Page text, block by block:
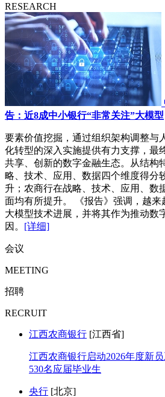
RESEARCH
告：近8成中小银行“非常关注”大模型
要素价值挖掘，通过组织架构调整与
化转型的深入实施提供有力支撑，最
共享、创新的数字金融生态。从结构
略、技术、应用、数据四个维度得分
升；农商行在战略、技术、应用、数
面均有所提升。 《报告》强调，越来
大模型技术进展，并将其作为推动数
因。 [详细]
会议
MEETING
招聘
RECRUIT
江西农商银行 [江西省]
江西农商银行启动2026年度新
530名应届毕业生
央行 [北京]